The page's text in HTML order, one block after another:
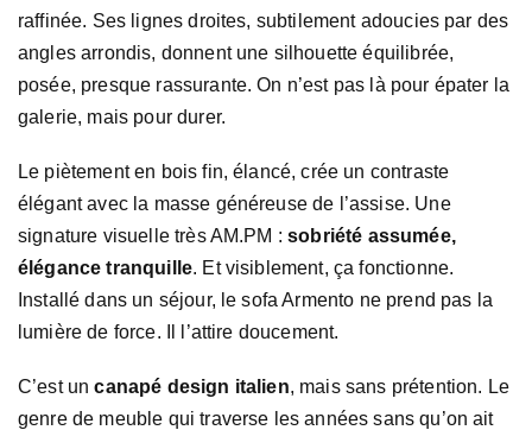
raffinée. Ses lignes droites, subtilement adoucies par des
angles arrondis, donnent une silhouette équilibrée,
posée, presque rassurante. On n’est pas là pour épater la
galerie, mais pour durer.
Le piètement en bois fin, élancé, crée un contraste
élégant avec la masse généreuse de l’assise. Une
signature visuelle très AM.PM :sobriété assumée,
élégance tranquille. Et visiblement, ça fonctionne.
Installé dans un séjour, le sofa Armento ne prend pas la
lumière de force. Il l’attire doucement.
C’est uncanapé design italien, mais sans prétention. Le
genre de meuble qui traverse les années sans qu’on ait